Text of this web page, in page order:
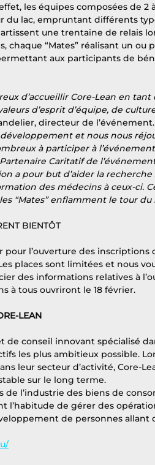
les équipes composées de
du lac, empruntant différents
une trentaine de relais
chaque “Mates” réalisant un ou
aux participants de
d’accueillir Core-Lean en
d’esprit d’équipe, de
directeur de l’événement.
et nous nous
à participer à
Caritatif de
a pour but d’aider la
des médecins à ceux-ci.
“Mates” enflamment le tour du
BIENTÔT
pour l’ouverture des
places sont limitées et nous
des informations relatives à
à tous ouvriront le 18 février.
LEAN
de conseil innovant spécialisé
les plus ambitieux possible.
leur secteur d’activité, Core-
sur le long terme.
de l’industrie des biens de
l’habitude de gérer des
de personnes allant